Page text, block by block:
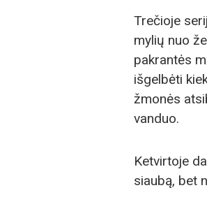
Trečioje
mylių nuo
pakrantės
išgelbėti
žmonės
vanduo.
Ketvirtoje
siaubą, bet